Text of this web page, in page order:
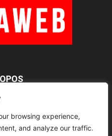
browsing experience,
and analyze our traffic.
NOUS